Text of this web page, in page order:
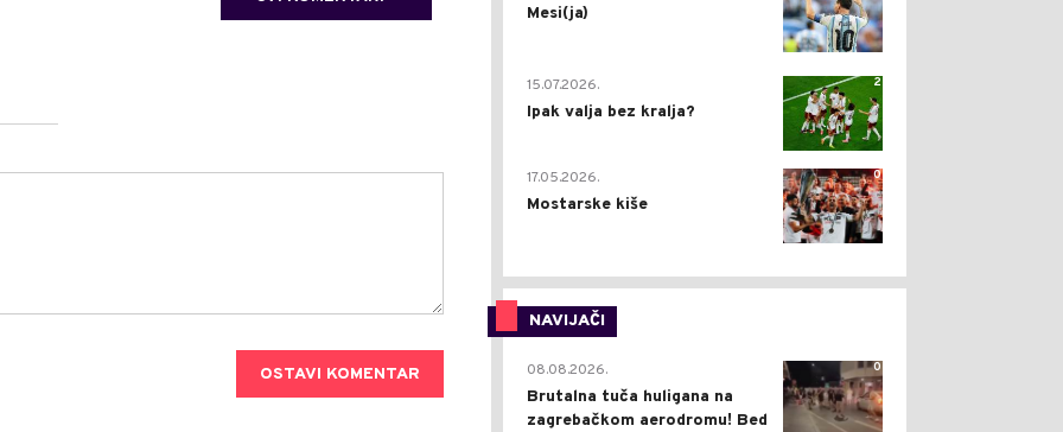
OSTAVI KOMENTAR
Mesi(ja)
2
15.07.2026.
Ipak valja bez kralja?
0
17.05.2026.
Mostarske kiše
NAVIJAČI
0
08.08.2026.
Brutalna tuča huligana na
zagrebačkom aerodromu! Bed